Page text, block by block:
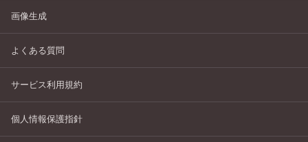
画像生成
よくある質問
サービス利用規約
個人情報保護指針